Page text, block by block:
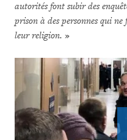
autorités font subir des
prison à des personnes qui
leur religion. »